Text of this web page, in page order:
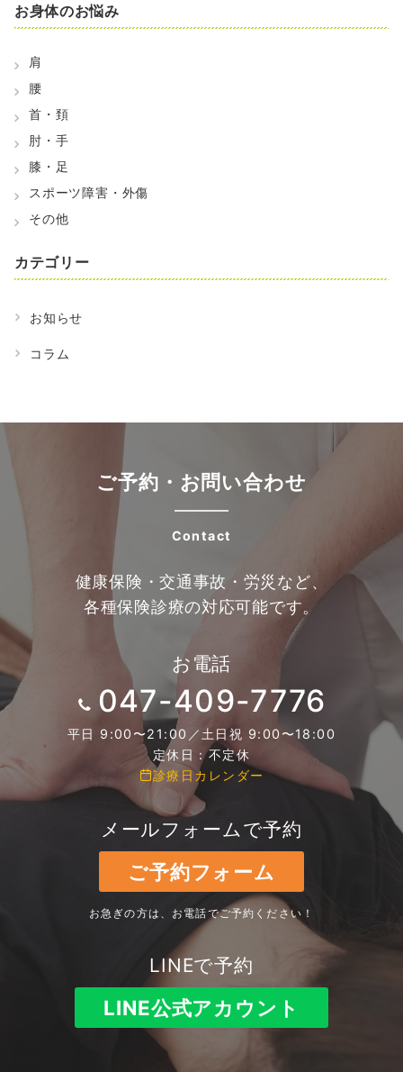
お身体のお悩み
肩
腰
首・頚
肘・手
膝・足
スポーツ障害・外傷
その他
カテゴリー
お知らせ
コラム
ご予約・お問い合わせ
Contact
健康保険・交通事故・労災など、
各種保険診療の対応可能です。
お電話
047-409-7776
平日 9:00〜21:00／土日祝 9:00〜18:00
定休日：不定休
診療日カレンダー
メールフォームで予約
ご予約フォーム
お急ぎの方は、お電話でご予約ください！
LINEで予約
LINE公式アカウント